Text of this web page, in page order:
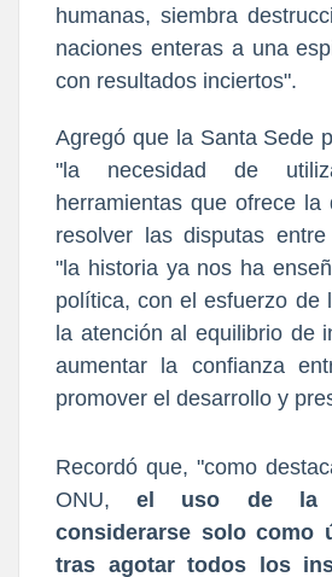
humanas, siembra
naciones enteras a una
con resultados inciertos".
Agregó que la Santa Sede
"la necesidad de
herramientas que ofrece la
resolver las disputas
"la historia ya nos ha
política, con el esfuerzo de
la atención al equilibrio de
aumentar la confianza
promover el desarrollo y
Recordó que, "como
ONU,
el uso de la
considerarse solo como
tras agotar todos los